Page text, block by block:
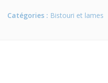
Catégories : Bistouri et lames